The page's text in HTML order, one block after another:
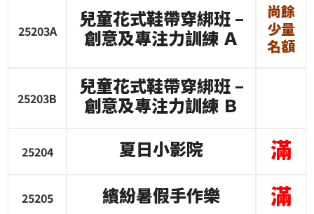
25203A
兒童花式鞋帶穿綁班–
創意及專注力訓練 Ａ
尚餘
少量
名額
25203B
兒童花式鞋帶穿綁班–
創意及專注力訓練 Ｂ
25204 夏日小影院 滿
25205 繽紛暑假手作樂 滿